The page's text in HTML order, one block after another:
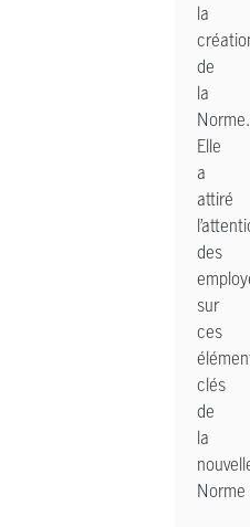
la
de
la
Norme.
Elle
a
attiré
des
sur
ces
clés
de
la
Norme